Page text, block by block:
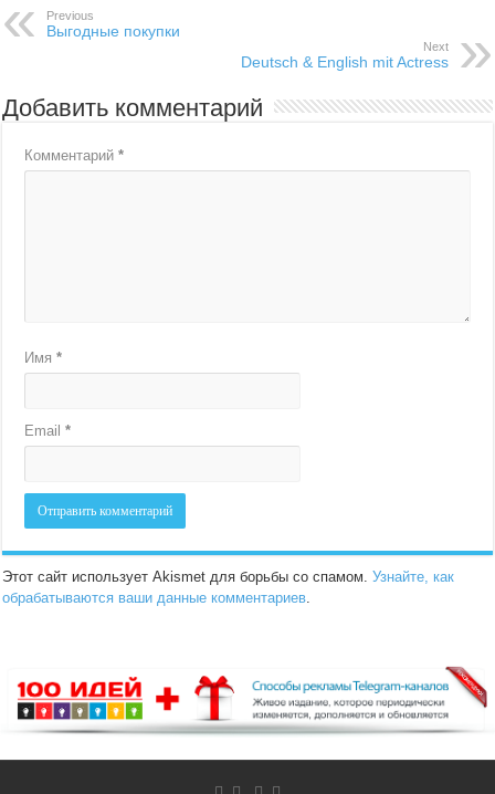
Previous
Выгодные покупки
Next
Deutsch & English mit Actress
Добавить комментарий
Комментарий*
Имя*
Email*
Этот сайт использует Akismet для борьбы со спамом.Узнайте, как
обрабатываются ваши данные комментариев.